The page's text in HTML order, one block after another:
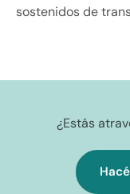
sostenidos de
¿Estás